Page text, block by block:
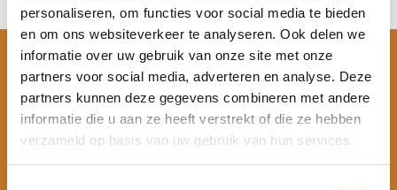
personaliseren, om functies voor social media te bieden
en om ons websiteverkeer te analyseren. Ook delen we
informatie over uw gebruik van onze site met onze
partners voor social media, adverteren en analyse. Deze
partners kunnen deze gegevens combineren met andere
informatie die u aan ze heeft verstrekt of die ze hebben
verzameld op basis van uw gebruik van hun services.